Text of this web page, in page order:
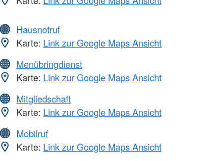
Hausnotruf
Karte: Link zur Google Maps Ansicht
Menübringdienst
Karte: Link zur Google Maps Ansicht
Mitgliedschaft
Karte: Link zur Google Maps Ansicht
Mobilruf
Karte: Link zur Google Maps Ansicht